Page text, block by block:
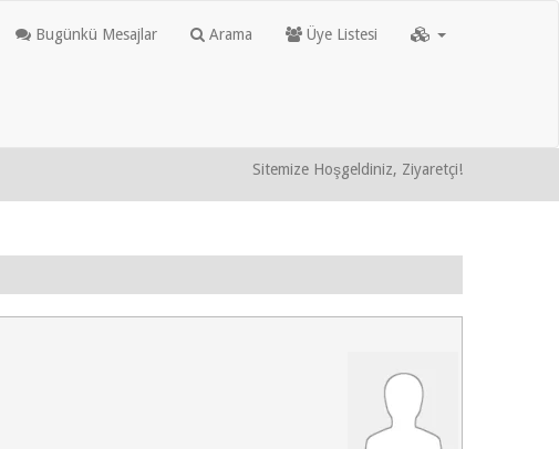
Bugünkü Mesajlar Arama Üye Listesi
Sitemize Hoşgeldiniz, Ziyaretçi!